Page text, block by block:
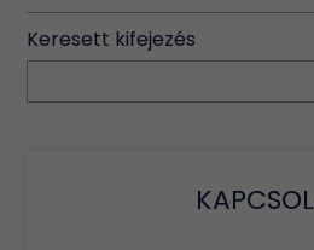
Keresett kifejezés